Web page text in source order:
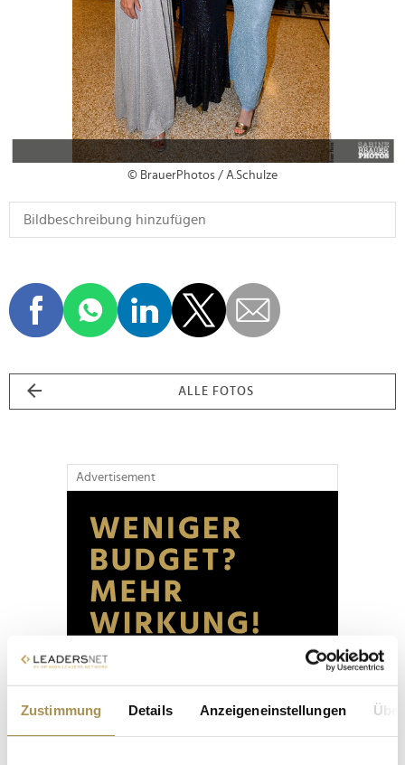
Zustimmung Details Anzeigeneinstellungen
© BrauerPhotos / A.Schulze
ALLE FOTOS
Advertisement